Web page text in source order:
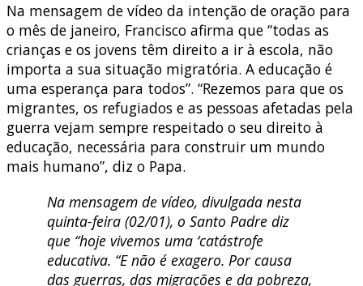
Na mensagem de vídeo da intenção de oração para
o mês de janeiro, Francisco afirma que “todas as
crianças e os jovens têm direito a ir à escola, não
importa a sua situação migratória. A educação é
uma esperança para todos”. “Rezemos para que os
migrantes, os refugiados e as pessoas afetadas pela
guerra vejam sempre respeitado o seu direito à
educação, necessária para construir um mundo
mais humano”, diz o Papa.
Na mensagem de vídeo, divulgada nesta
quinta-feira (02/01), o Santo Padre diz
que “hoje vivemos uma ‘catástrofe
educativa. “E não é exagero. Por causa
das guerras, das migrações e da pobreza,